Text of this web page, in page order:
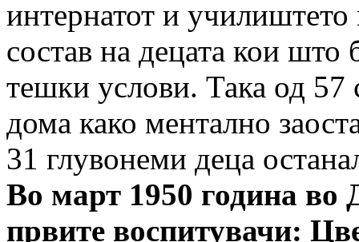
интернатот и училиштето
состав на децата кои што
тешки услови. Така од 57
дома како ментално
31 глувонеми деца
Во март 1950 година во
првите воспитувачи: